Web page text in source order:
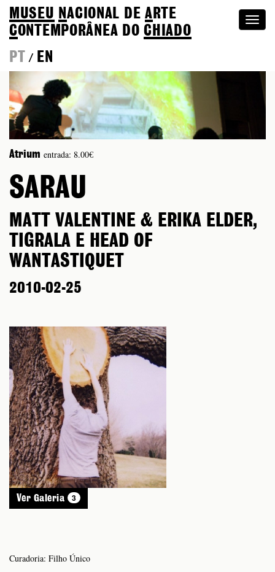
MUSEU NACIONAL DEA RTE
CONTEMPORÂNEA DOCHIADO
PT
/ EN
Atrium entrada: 8.00€
SARAU
MATT VALENTINE & ERIKA ELDER,
TIGRALA E HEAD OF
WANTASTIQUET
2010-02-25
Ver Galeria 3
Curadoria: Filho Único